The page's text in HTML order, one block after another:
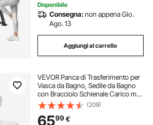
Disponibile
Consegna:non appena Gio.
Ago. 13
Aggiungi al carrello
VEVOR Panca di Trasferimento per
Vasca da Bagno, Sedile da Bagno
con Bracciolo Schienale Carico max
180 kg, Panca per Trasferimento di
830 x 600 x 890 mm Doccia per
Adulti Altezza Regolabile
(209)
6599€